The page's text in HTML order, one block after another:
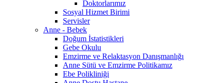
Doktorlarımız
Sosyal Hizmet Birimi
Servisler
Anne - Bebek
Doğum İstatistikleri
Gebe Okulu
Emzirme ve Relaktasyon Danışmanlığı
Anne Sütü ve Emzirme Politikamız
Ebe Polikliniği